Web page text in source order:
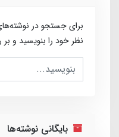
برای جستجو در
نظر خود را بنویسید و
بایگانی نوشته‌ها